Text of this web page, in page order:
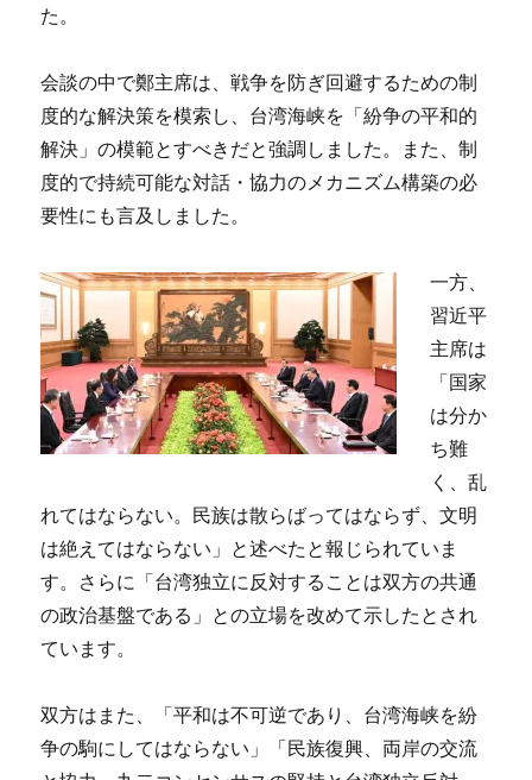
た。
会談の中で鄭主席は、戦争を防ぎ回避するための制
度的な解決策を模索し、台湾海峡を「紛争の平和的
解決」の模範とすべきだと強調しました。また、制
度的で持続可能な対話・協力のメカニズム構築の必
要性にも言及しました。
一方、
習近平
主席は
「国家
は分か
ち難
く、乱
れてはならない。民族は散らばってはならず、文明
は絶えてはならない」と述べたと報じられていま
す。さらに「台湾独立に反対することは双方の共通
の政治基盤である」との立場を改めて示したとされ
ています。
双方はまた、「平和は不可逆であり、台湾海峡を紛
争の駒にしてはならない」「民族復興、両岸の交流